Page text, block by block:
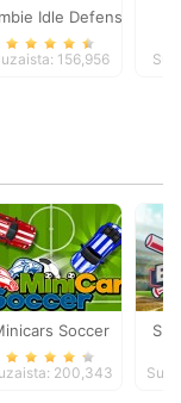
Idle Defense
156,956
Golf Soccer
200,343